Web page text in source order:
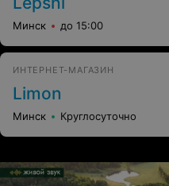
Минск до 15:00
ИНТЕРНЕТ-МАГАЗИН
Limon
Минск Круглосуточно